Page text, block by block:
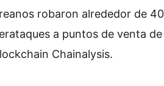
robaron alrededor de
a puntos de venta
Chainalysis.